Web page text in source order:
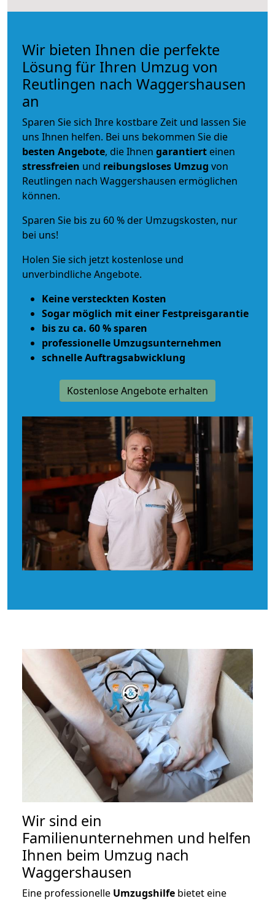
Wir bieten Ihnen die perfekte
Lösung für Ihren Umzug von
Reutlingen nach Waggershausen
an
Sparen Sie sich Ihre kostbare Zeit und lassen Sie
uns Ihnen helfen. Bei uns bekommen Sie die
besten Angebote, die Ihnen garantiert einen
stressfreien und reibungsloses Umzug von
Reutlingen nach Waggershausen ermöglichen
können.
Sparen Sie bis zu 60 % der Umzugskosten, nur
bei uns!
Holen Sie sich jetzt kostenlose und
unverbindliche Angebote.
Keine versteckten Kosten
Sogar möglich mit einer Festpreisgarantie
bis zu ca. 60 % sparen
professionelle Umzugsunternehmen
schnelle Auftragsabwicklung
Kostenlose Angebote erhalten
Wir sind ein
Familienunternehmen und helfen
Ihnen beim Umzug nach
Waggershausen
Eine professionelle Umzugshilfe bietet eine